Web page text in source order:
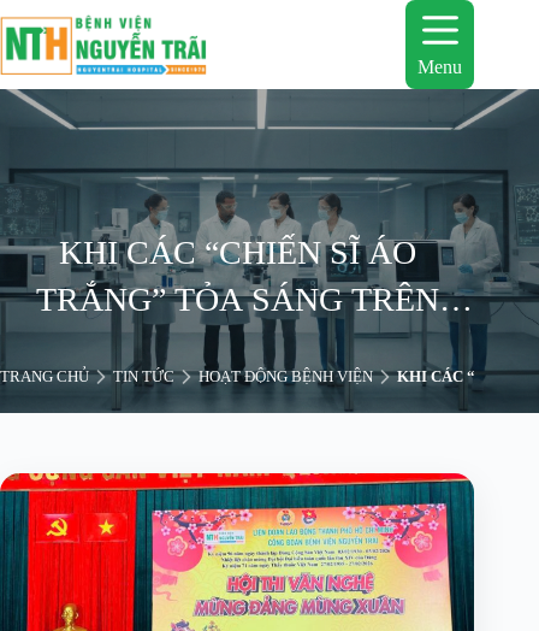
đến
phần
nội
dung
Menu
KHI CÁC “CHIẾN SĨ ÁO
TRẮNG” TỎA SÁNG TRÊN
SÂN KHẤU MỪNG XUÂN
BÍNH NGỌ 2026
TRANG CHỦ TIN TỨC HOẠT ĐỘNG BỆNH VIỆN KHI CÁC “CHIẾN